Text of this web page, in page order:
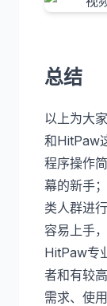
总结
以上为大
和HitPaw
程序操作
幕的新手
类人群进
容易上手
HitPaw专
者和有较
需求、使